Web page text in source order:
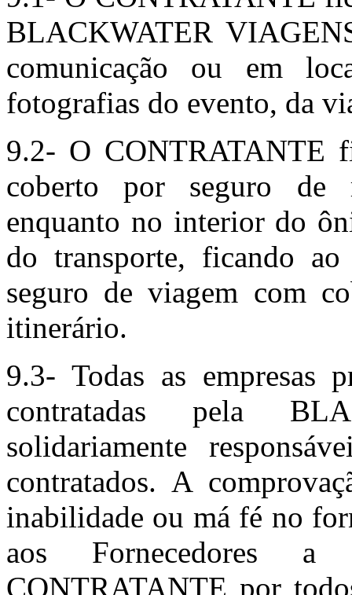
BLACKWATER
comunicação ou em
fotografias do evento, da
9.2- O CONTRATANTE
coberto por seguro de
enquanto no interior do
do transporte, ficando
seguro de viagem com
itinerário.
9.3- Todas as empresas
contratadas pela
solidariamente
contratados. A
inabilidade ou má fé no
aos Fornecedores
CONTRATANTE por